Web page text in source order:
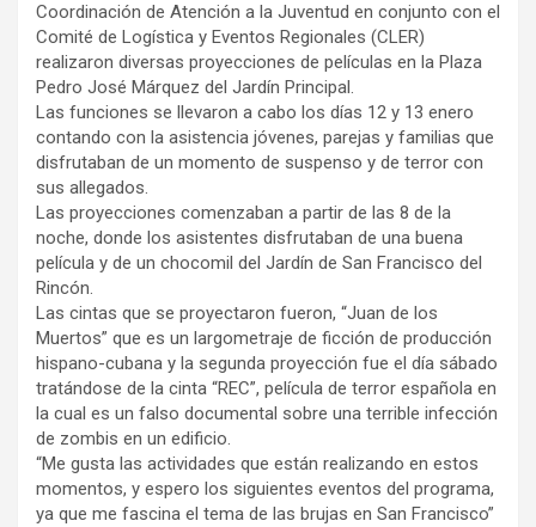
Coordinación de Atención a la Juventud en conjunto con el
Comité de Logística y Eventos Regionales (CLER)
realizaron diversas proyecciones de películas en la Plaza
Pedro José Márquez del Jardín Principal.
Las funciones se llevaron a cabo los días 12 y 13 enero
contando con la asistencia jóvenes, parejas y familias que
disfrutaban de un momento de suspenso y de terror con
sus allegados.
Las proyecciones comenzaban a partir de las 8 de la
noche, donde los asistentes disfrutaban de una buena
película y de un chocomil del Jardín de San Francisco del
Rincón.
Las cintas que se proyectaron fueron, “Juan de los
Muertos” que es un largometraje de ficción de producción
hispano-cubana y la segunda proyección fue el día sábado
tratándose de la cinta “REC”, película de terror española en
la cual es un falso documental sobre una terrible infección
de zombis en un edificio.
“Me gusta las actividades que están realizando en estos
momentos, y espero los siguientes eventos del programa,
ya que me fascina el tema de las brujas en San Francisco”